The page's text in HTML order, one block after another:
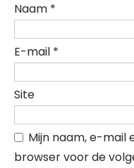
Naam *
E-mail *
Site
Mijn naam, e-mail
browser voor de